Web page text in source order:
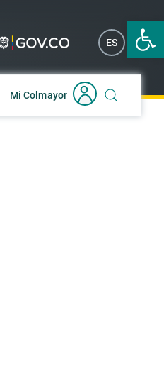
Abrir
ES EN
Mi Colmayor